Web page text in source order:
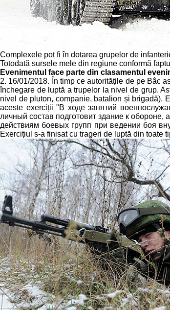
Complexele pot fi în dotarea grupelor de
Totodată sursele mele din regiune conformă
Evenimentul face parte din clasamentul
2. 16/01/2018. În timp ce autoritățile de pe Bâc
închegare de luptă a trupelor la nivel de grup.
nivel de pluton, companie, batalion și brigadă).
aceste exerciții "В ходе занятий
личный состав подготовит здание к
действиям боевых групп при ведении боя
Exercițiul s-a finisat cu trageri de luptă din toate